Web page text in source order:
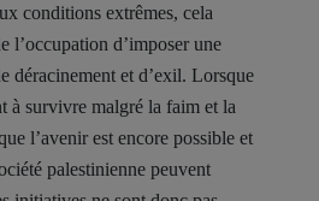
conditions extrêmes, cela
l’occupation d’imposer une
déracinement et d’exil. Lorsque
à survivre malgré la faim et la
l’avenir est encore possible et
palestinienne peuvent